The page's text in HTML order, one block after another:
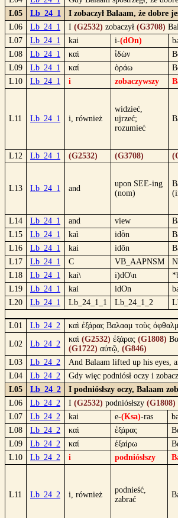
L05
Lb_24_1
I zobaczył Balaam, że dobre
L06
Lb_24_1 I (G2532) zobaczył (G3708)
L07
Lb_24_1 kai i-(dOn)
L08
Lb_24_1 καὶ ἰδὼν
L09
Lb_24_1 καί ὁράω
L10
Lb_24_1 i zobaczywszy
L11 Lb_24_1 i, również
widzieć,
ujrzeć;
rozumieć
L12 Lb_24_1 (G2532) (G3708)
L13 Lb_24_1 and
upon SEE-ing
(nom)
L14 Lb_24_1 and view
L15
Lb_24_1 kaì idṑn
L16
Lb_24_1 kai idōn
L17
Lb_24_1 C VB_AAPNSM
L18
Lb_24_1 kai\ i)dO\n
L19
Lb_24_1 kai idOn
L20
Lb_24_1 Lb_24_1_1 Lb_24_1_2
L01 Lb_24_2 καὶ ἐξάρας Βαλααμ τοὺς
L02 Lb_24_2
καὶ (G2532) ἐξάρας (G1808)
(G1722) αὐτῷ, (G846)
L03
Lb_24_2
And Balaam lifted up his eyes,
L04
Lb_24_2
Gdy więc podniósł oczy i
L05
Lb_24_2
I podniósłszy oczy, Balaam
L06
Lb_24_2 I (G2532) podniósłszy (G1808)
L07
Lb_24_2 kai e-(Ksa)-ras
L08
Lb_24_2 καὶ ἐξάρας
L09
Lb_24_2 καί ἐξαίρω
L10
Lb_24_2 i podniósłszy
L11 Lb_24_2 i, również
podnieść,
zabrać